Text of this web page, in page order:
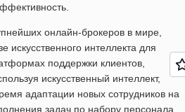
онлайн-брокеров в мире,
искусственного интеллекта для
поддержки клиентов,
искусственный интеллект,
адаптации новых сотрудников на
задач по набору персонала